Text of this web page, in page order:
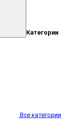
Категории
Все категории